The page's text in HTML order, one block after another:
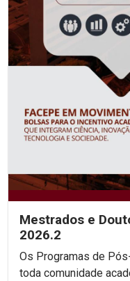
Mestrados e
2026.2
Os Programas de
toda comunidade